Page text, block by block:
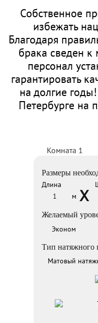
Собственное
избежать
Благодаря
брака сведен
персонал
гарантировать
на долгие
Петербурге на
Комната 1
Размеры
Длина
м X
Желаемый
Эконом
Тип натяжного
Матовый